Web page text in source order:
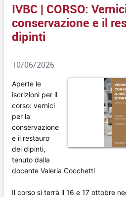
IVBC | CORSO:
conservazione e il
dipinti
10/06/2026
Aperte le
iscrizioni per il
corso: vernici
per la
conservazione
e il restauro
dei dipinti,
tenuto dalla
docente Valeria Cocchetti
Il corso si terrà il 16 e 17 ottobre